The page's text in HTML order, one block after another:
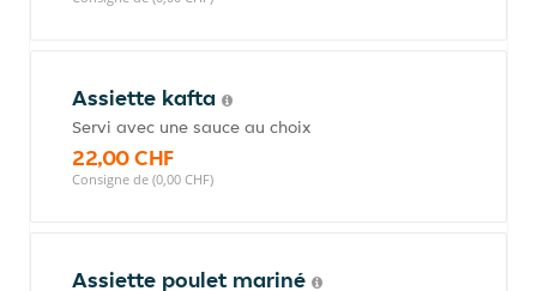
Assiette kafta
Servi avec une sauce au choix
22,00 CHF
Consigne de (0,00 CHF)
Assiette poulet mariné